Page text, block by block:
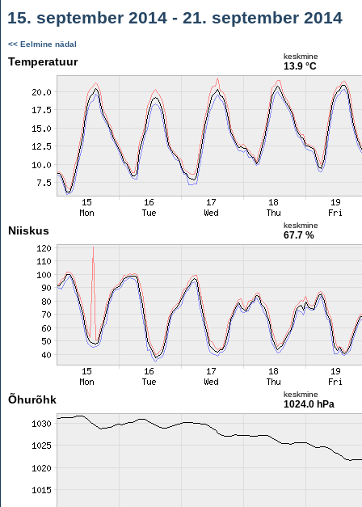
15. september 2014 - 21. september 2014
<< Eelmine nädal
Temperatuur keskmine
13.9 °C
Niiskus keskmine
67.7 %
Õhurõhk keskmine
1024.0 hPa